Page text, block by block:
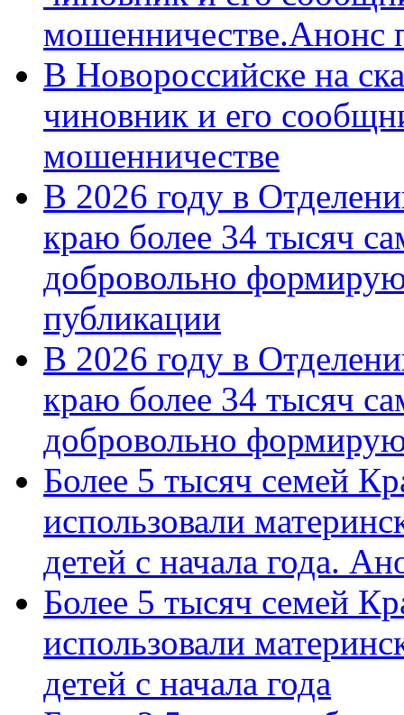
мошенничестве.Анонс
В Новороссийске на
чиновник и его
мошенничестве
В 2026 году в
краю более 34 тысяч
добровольно
публикации
В 2026 году в
краю более 34 тысяч
добровольно
Более 5 тысяч семей
использовали
детей с начала года.
Более 5 тысяч семей
использовали
детей с начала года